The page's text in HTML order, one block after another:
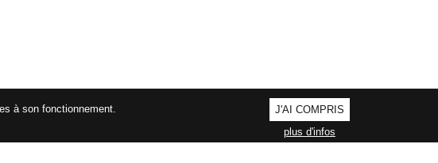
à son fonctionnement.
J'AI COMPRIS
plus d'infos